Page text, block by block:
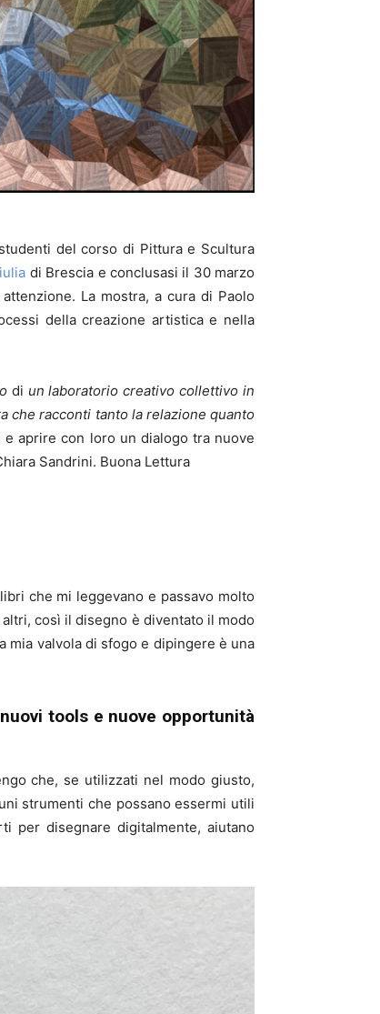
del corso di Pittura e Scultura
di Brescia e conclusasi il 30 marzo
La mostra, a cura di Paolo
della creazione artistica e nella
di un laboratorio creativo collettivo in
che racconti tanto la relazione quanto
aprire con loro un dialogo tra nuove
Sandrini. Buona Lettura
che mi leggevano e passavo molto
così il disegno è diventato il modo
mia valvola di sfogo e dipingere è una
tools e nuove opportunità
che, se utilizzati nel modo giusto,
strumenti che possano essermi utili
per disegnare digitalmente, aiutano